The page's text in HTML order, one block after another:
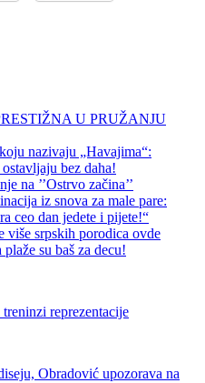
U PRUŽANJU
nazivaju „Havajima“:
bez daha!
na ’’Ostrvo začina’’
iz snova za male pare:
ceo dan jedete i pijete!“
više srpskih porodica ovde
su baš za decu!
reprezentacije
Obradović upozorava na